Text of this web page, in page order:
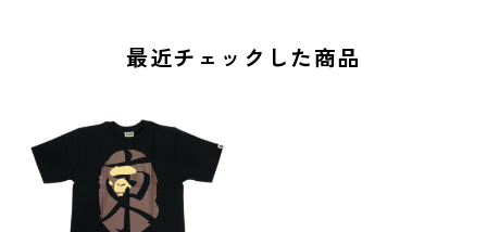
最近チェックした商品